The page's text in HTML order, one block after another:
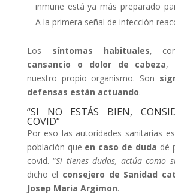
inmune está ya más preparado
A la primera señal de infección
Los síntomas habituales,
cansancio o dolor de cabeza,
nuestro propio organismo. Son
defensas están actuando.
“SI NO ESTÁS BIEN,
COVID”
Por eso las autoridades sanitarias
población que en caso de duda dé
covid. “Si tienes dudas, actúa como
dicho el consejero de Sanidad
Josep Maria Argimon.